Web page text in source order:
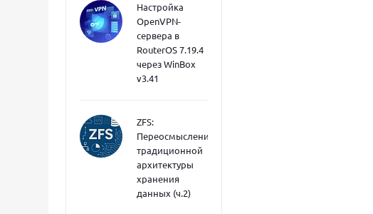
Настройка
OpenVPN-
сервера в
RouterOS 7.19.4
через WinBox
v3.41
ZFS:
Переосмысление
традиционной
архитектуры
хранения
данных (ч.2)